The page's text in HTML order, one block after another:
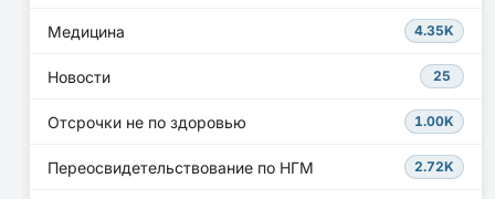
Медицина 4.35K
Новости 25
Отсрочки не по здоровью 1.00K
Переосвидетельствование по НГМ 2.72K